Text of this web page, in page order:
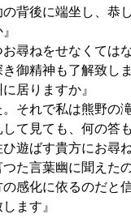
背後に端坐し、恭
尋ねをせなくては
御精神も了解致し
居りますか』
それで私は熊野の
て見ても、何の答
遊ばす貴方にお尋
言葉幽に聞えた
感化に依るのだと
ます』